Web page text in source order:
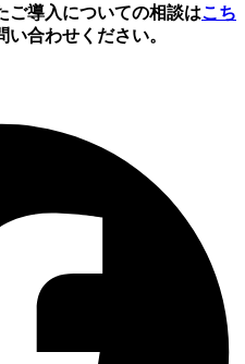
ご導入についての相談はこち
合わせください。